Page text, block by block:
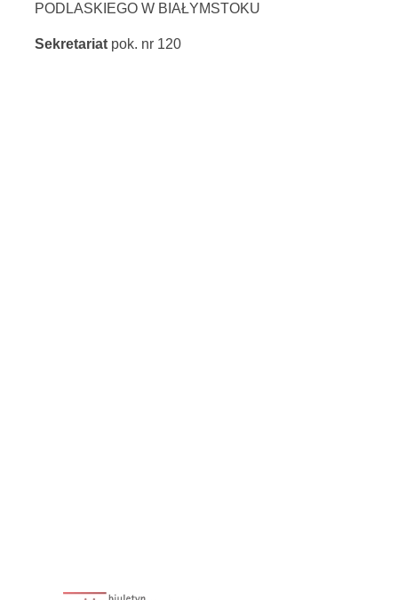
PODLASKIEGO W BIAŁYMSTOKU
Sekretariat pok. nr 120